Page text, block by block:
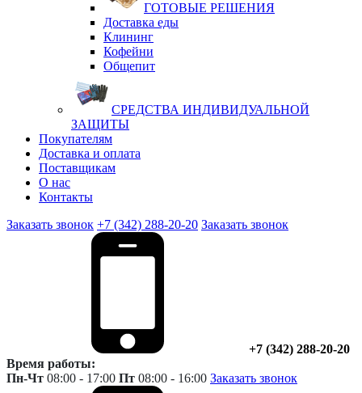
ГОТОВЫЕ РЕШЕНИЯ
Доставка еды
Клининг
Кофейни
Общепит
СРЕДСТВА ИНДИВИДУАЛЬНОЙ
ЗАЩИТЫ
Покупателям
Доставка и оплата
Поставщикам
О нас
Контакты
Заказать звонок +7 (342) 288-20-20 Заказать звонок
+7 (342) 288-20-20
Время работы:
Пн-Чт 08:00 - 17:00 Пт 08:00 - 16:00 Заказать звонок